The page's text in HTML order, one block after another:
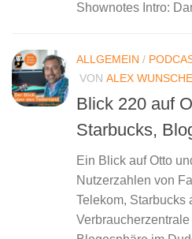
Shownotes Intro:
ALLGEMEIN /
VON ALEX
Blick 220 auf
Starbucks,
Ein Blick auf Otto
Nutzerzahlen von
Telekom, Starbucks